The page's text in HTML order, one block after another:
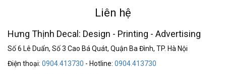
Liên hệ
Hưng Thịnh Decal: Design - Printing - Advertising
Số 6 Lê Duẩn, Số 3 Cao Bá Quát, Quận Ba Đình, TP. Hà Nội
Điện thoại: 0904.413730 - Hotline: 0904.413730